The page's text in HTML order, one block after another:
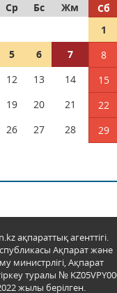
Ср Бс Жм Сб
1
5 6 7 8
12 13 14 15
19 20 21 22
26 27 28 29
ақпараттық агенттігі.
Ақпарат және
министрлігі, Ақпарат
туралы №
жылы берілген.